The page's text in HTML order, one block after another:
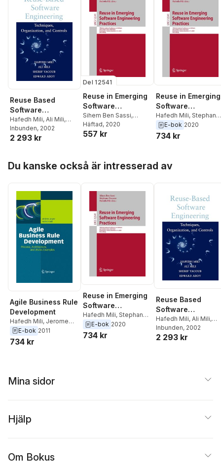
Reuse Based
Software
Engineering
Hafedh Mili, Ali Mili,
Sherif Yacoub,Edward
Addy
Inbunden, 2002
2 293 kr
Del 12541
Reuse in Emerging
Software
Engineering
Practices
Sihem Ben Sassi,
Stéphane Ducasse
Hafedh Mili
Häftad, 2020
557 kr
Reuse in Emerging
Software
Engineering
Practices
Hafedh Mili, Stephane
Ducasse Sihem Ben
Sassi
E-bok 2020
734 kr
Du kanske också är intresserad av
Agile Business Rule
Development
Hafedh Mili, Jerome
Boyer
E-bok 2011
734 kr
Reuse in Emerging
Software
Engineering
Practices
Hafedh Mili, Stephane
Ducasse Sihem Ben
Sassi
E-bok 2020
734 kr
Reuse Based
Software
Engineering
Hafedh Mili, Ali Mili,
Sherif Yacoub,Edward
Addy
Inbunden, 2002
2 293 kr
Mina sidor
Hjälp
Om Bokus